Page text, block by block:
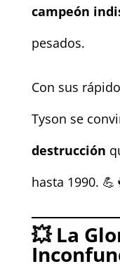
campeón
pesados.
Con sus
Tyson se
destrucción
hasta 1990.
💥La